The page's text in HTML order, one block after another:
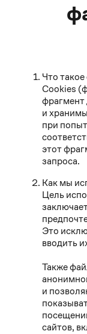
Что
Cookies
фрагмент
и
при
этот
запроса.
Как мы
Цель
Это
вводить
Также
и
сайтов,